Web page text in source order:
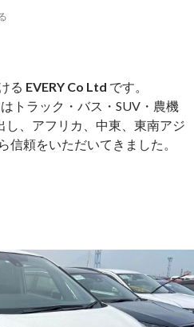
る EVERY Co Ltd です。
トラック・バス・SUV・農機
、アフリカ、中東、東南アジ
信頼をいただいてきました。